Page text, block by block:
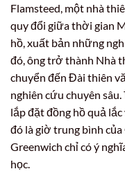
Flamsteed, một nhà
quy đổi giữa thời gian
hồ, xuất bản những
đó, ông trở thành Nhà
chuyển đến Đài thiên
nghiên cứu chuyên
lắp đặt đồng hồ quả
đó là giờ trung bình
Greenwich chỉ có ý
học.